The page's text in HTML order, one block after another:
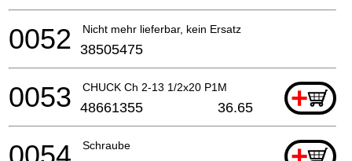
Nicht mehr lieferbar, kein Ersatz
0052 38505475
CHUCK Ch 2-13 1/2x20 P1M +
0053 48661355 36.65
Schraube